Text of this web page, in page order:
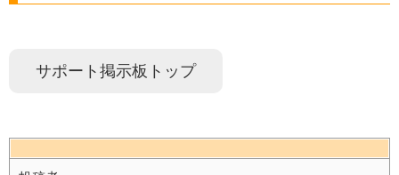
サポート掲示板トップ